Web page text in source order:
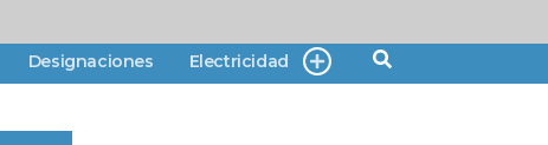
Designaciones Electricidad